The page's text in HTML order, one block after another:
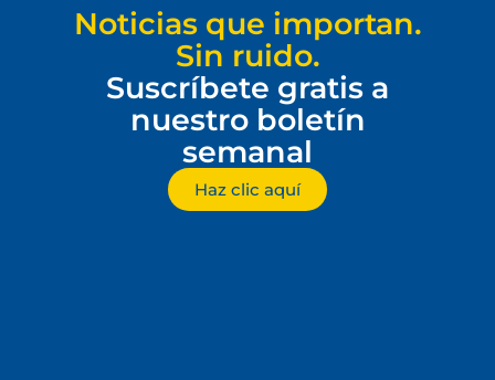
Noticias que importan.
Sin ruido.
Suscríbete gratis a
nuestro boletín
semanal
Haz clic aquí